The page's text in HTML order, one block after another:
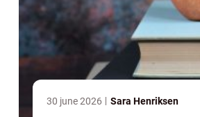
30 june 2026 Sara Henriksen